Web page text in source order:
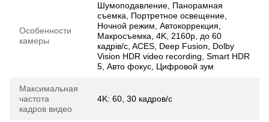
Особенности
камеры
Шумоподавление, Панорамная
съемка, Портретное освещение,
Ночной режим, Автокоррекция,
Макросъемка, 4K, 2160p, до 60
кадрів/c, ACES, Deep Fusion, Dolby
Vision HDR video recording, Smart HDR
5, Авто фокус, Цифровой зум
Максимальная
частота
кадров видео
4K: 60, 30 кадров/с